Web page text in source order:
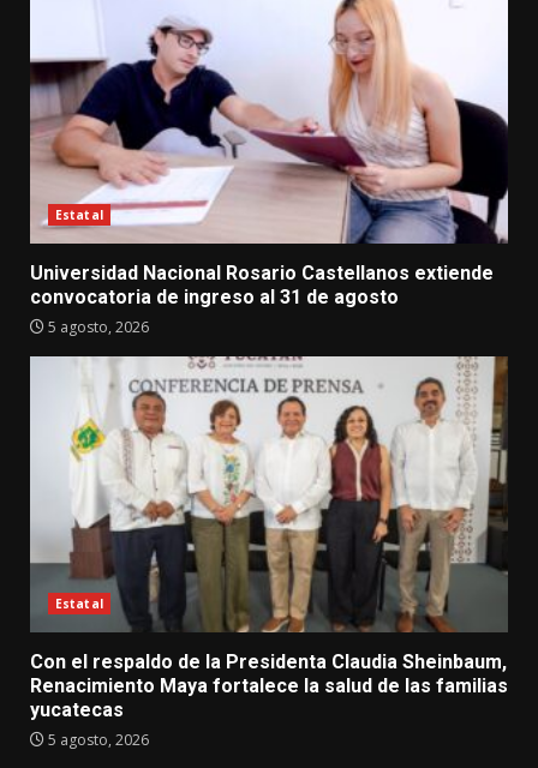
Estatal
Universidad Nacional Rosario Castellanos extiende
convocatoria de ingreso al 31 de agosto
5 agosto, 2026
Estatal
Con el respaldo de la Presidenta Claudia Sheinbaum,
Renacimiento Maya fortalece la salud de las familias
yucatecas
5 agosto, 2026